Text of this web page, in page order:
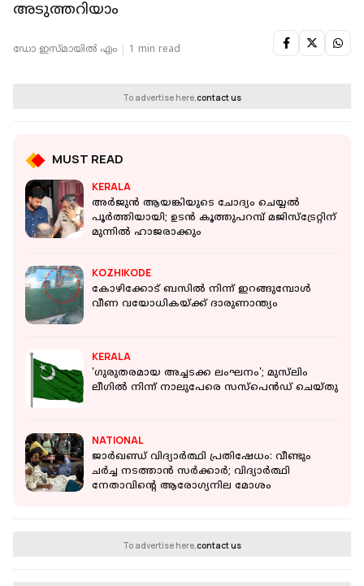
അടുത്തറിയാം
ഡോ ഇസ്മായില്‍ എം 1 min read
To advertise here,contact us
MUST READ
KERALA
അര്‍ജുന്‍ ആയങ്കിയുടെ ചോദ്യം ചെയ്യല്‍
പൂര്‍ത്തിയായി; ഉടന്‍ കൂത്തുപറമ്പ് മജിസ്ട്രേറ്റിന്
മുന്നില്‍ ഹാജരാക്കും
KOZHIKODE
കോഴിക്കോട് ബസിൽ നിന്ന് ഇറങ്ങുമ്പോൾ
വീണ വയോധികയ്ക്ക് ദാരുണാന്ത്യം
KERALA
'ഗുരുതരമായ അച്ചടക്ക ലംഘനം'; മുസ്‌ലിം
ലീഗില്‍ നിന്ന് നാലുപേരെ സസ്‌പെന്‍ഡ് ചെയ്തു
NATIONAL
ജാർഖണ്ഡ് വിദ്യാർത്ഥി പ്രതിഷേധം: വീണ്ടും
ചര്‍ച്ച നടത്താന്‍ സര്‍ക്കാര്‍; വിദ്യാർത്ഥി
നേതാവിൻ്റെ ആരോഗ്യനില മോശം
To advertise here,contact us